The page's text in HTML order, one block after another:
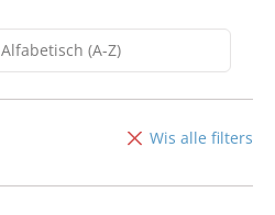
Alfabetisch (A-Z)
Alfabetisch (Z-A) Wis alle filters